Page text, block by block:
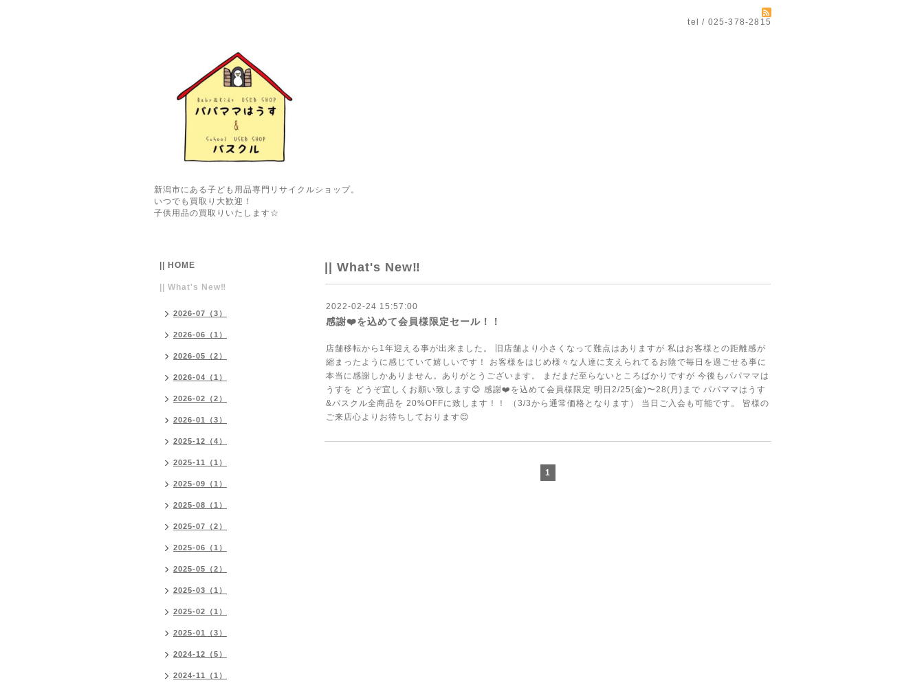
tel / 025-378-2815
新潟市にある子ども用品専門リサイクルショップ。
いつでも買取り大歓迎！
子供用品の買取りいたします☆
|| What's New‼
2022-02-24 15:57:00
感謝❤️を込めて会員様限定セール！！
店舗移転から1年迎える事が出来ました。 旧店舗より小さくなって難点はありますが 私はお客様との距離感が
縮まったように感じていて嬉しいです！ お客様をはじめ様々な人達に支えられてるお陰で毎日を過ごせる事に
本当に感謝しかありません。ありがとうございます。 まだまだ至らないところばかりですが 今後もパパママは
うすを どうぞ宜しくお願い致します😊 感謝❤️を込めて会員様限定 明日2/25(金)〜28(月)まで パパママはうす
&パスクル全商品を 20%OFFに致します！！ （3/3から通常価格となります） 当日ご入会も可能です。 皆様の
ご来店心よりお待ちしております😊
1
|| HOME
|| What's New‼
2026-07（3）
2026-06（1）
2026-05（2）
2026-04（1）
2026-02（2）
2026-01（3）
2025-12（4）
2025-11（1）
2025-09（1）
2025-08（1）
2025-07（2）
2025-06（1）
2025-05（2）
2025-03（1）
2025-02（1）
2025-01（3）
2024-12（5）
2024-11（1）